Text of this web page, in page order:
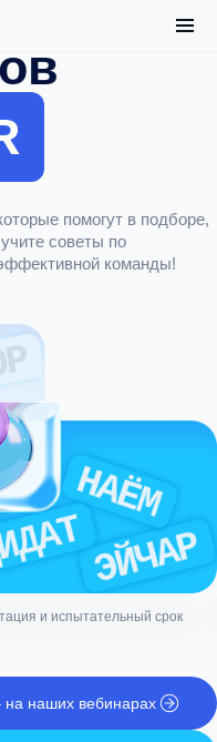
помогут в подборе,
советы по
команды!
и испытательный срок
на наших вебинарах